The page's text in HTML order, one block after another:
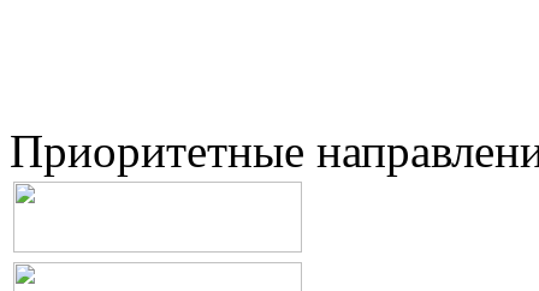
Приоритетные